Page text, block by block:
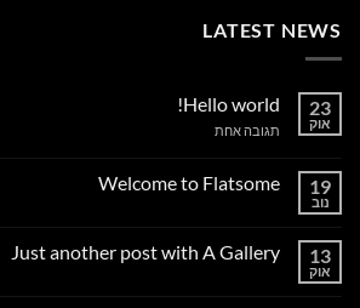
LATEST NEWS
23
אוק
Hello world!
תגובה אחתעל
19
נוב
Welcome to Flatsome
Welcome
13
אוק
Just another post with A Gallery